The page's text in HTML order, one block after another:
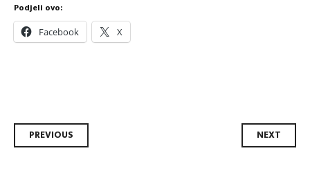
Podjeli ovo:
Facebook X
Post
PREVIOUS NEXT